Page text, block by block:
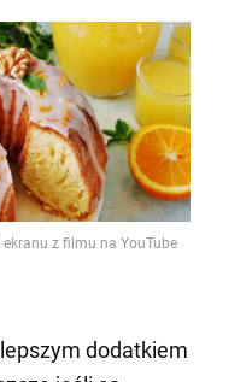
ekranu z filmu na YouTube
dodatkiem